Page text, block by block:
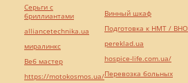
Серьги с
бриллиантами
alliancetechnika.ua
миралинкс
Веб мастер
https://motokosmos.ua/
Винный шкаф
Подготовка к НМТ / ВНО
pereklad.ua
hospice-life.com.ua/
Перевозка больных